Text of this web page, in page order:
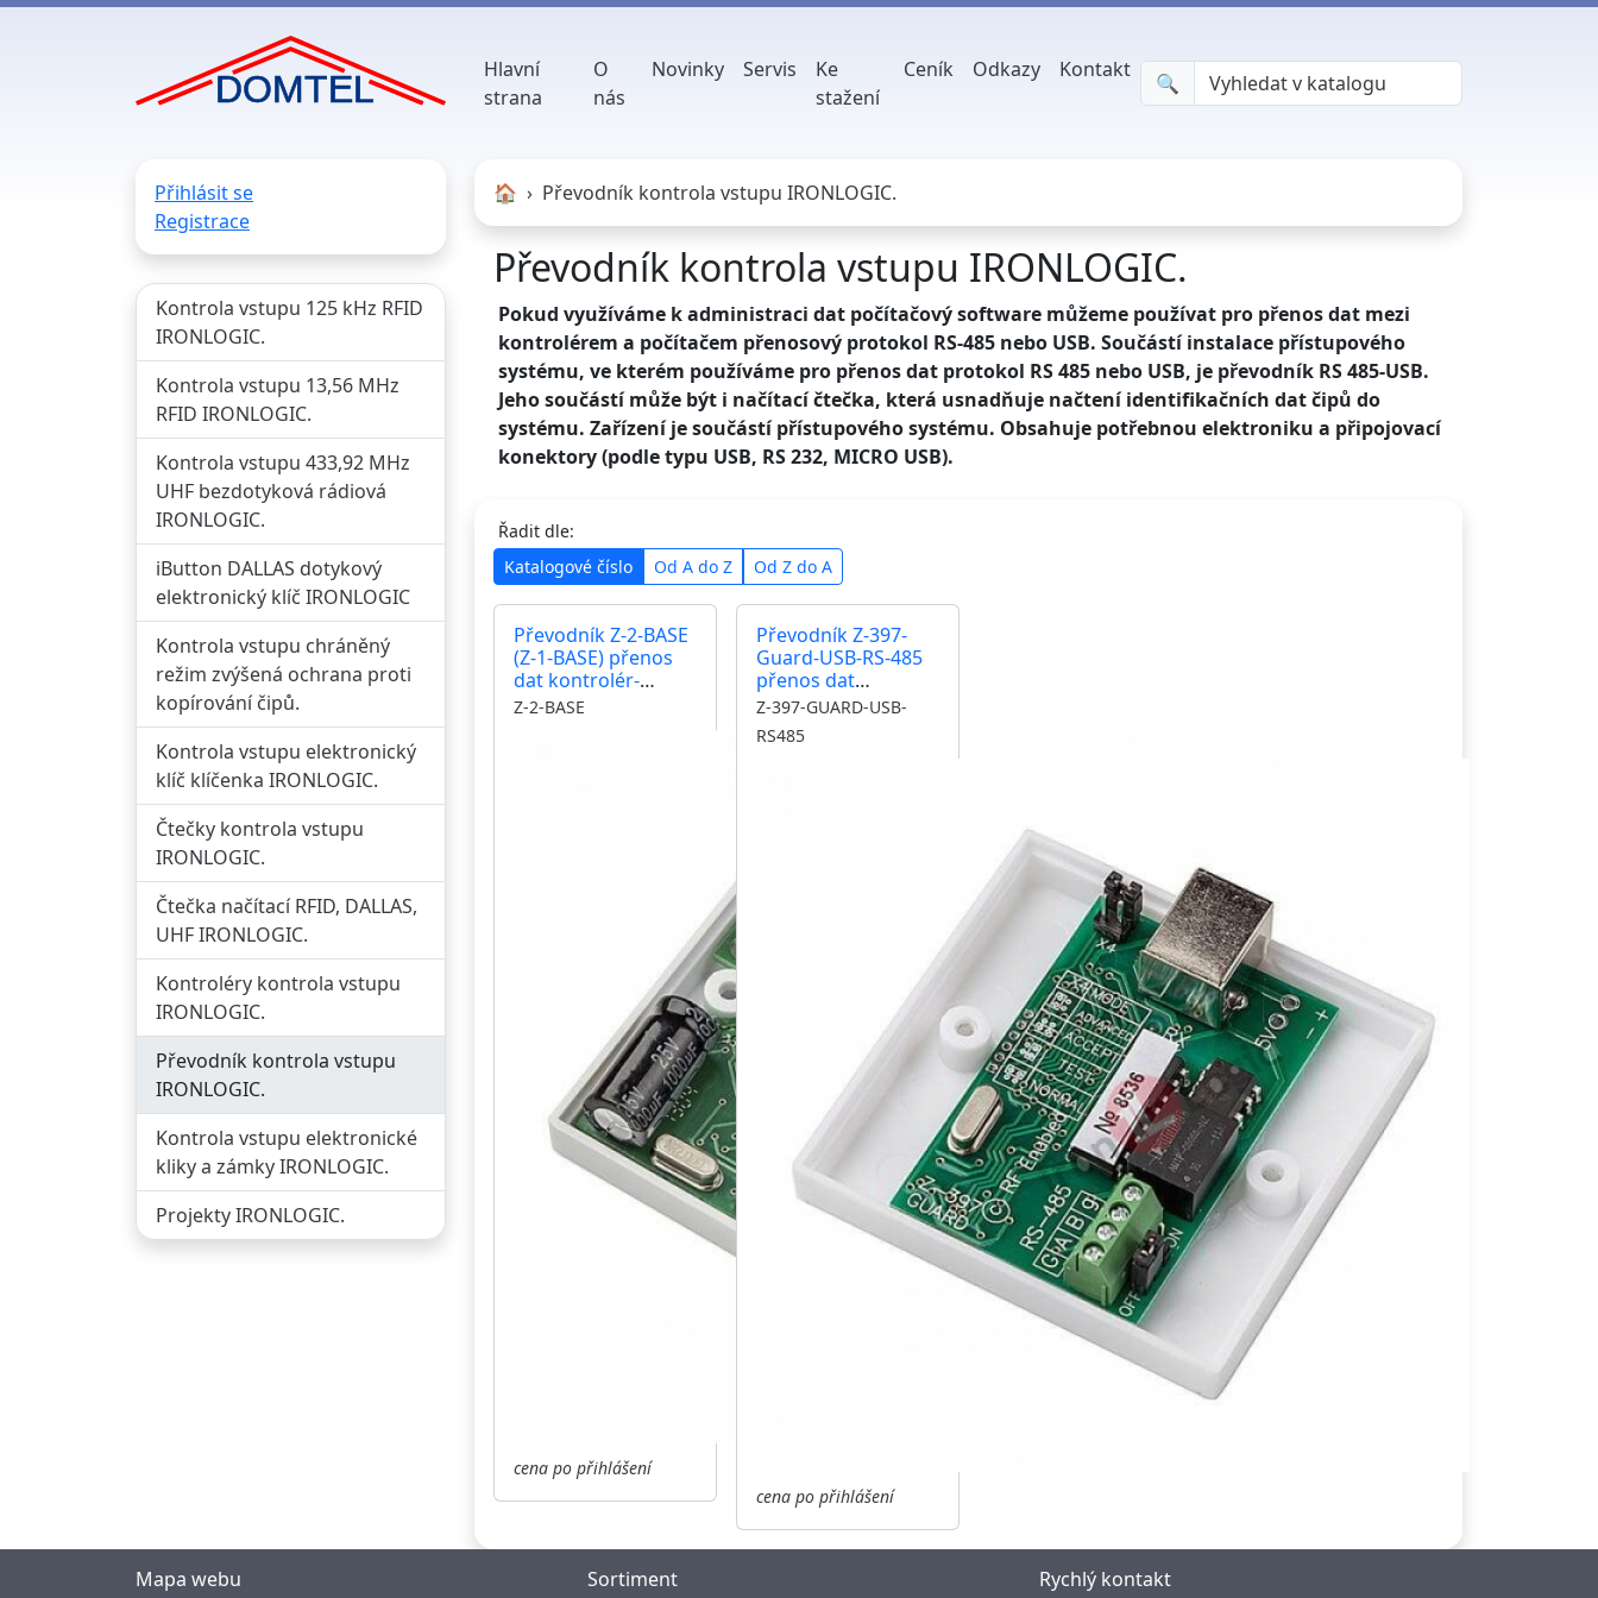
Hlavní
strana
O
nás
Novinky Servis
Ke
stažení
Ceník Odkazy Kontakt
🔍︎
Přihlásit se
Registrace
Kontrola vstupu 125 kHz RFID
IRONLOGIC.
Kontrola vstupu 13,56 MHz
RFID IRONLOGIC.
Kontrola vstupu 433,92 MHz
UHF bezdotyková rádiová
IRONLOGIC.
iButton DALLAS dotykový
elektronický klíč IRONLOGIC
Kontrola vstupu chráněný
režim zvýšená ochrana proti
kopírování čipů.
Kontrola vstupu elektronický
klíč klíčenka IRONLOGIC.
Čtečky kontrola vstupu
IRONLOGIC.
Čtečka načítací RFID, DALLAS,
UHF IRONLOGIC.
Kontroléry kontrola vstupu
IRONLOGIC.
Převodník kontrola vstupu
IRONLOGIC.
Kontrola vstupu elektronické
kliky a zámky IRONLOGIC.
Projekty IRONLOGIC.
🏠︎ Převodník kontrola vstupu IRONLOGIC.
Převodník kontrola vstupu IRONLOGIC.
Pokud využíváme k administraci dat počítačový software můžeme používat pro přenos dat mezi
kontrolérem a počítačem přenosový protokol RS-485 nebo USB. Součástí instalace přístupového
systému, ve kterém používáme pro přenos dat protokol RS 485 nebo USB, je převodník RS 485-USB.
Jeho součástí může být i načítací čtečka, která usnadňuje načtení identifikačních dat čipů do
systému. Zařízení je součástí přístupového systému. Obsahuje potřebnou elektroniku a připojovací
konektory (podle typu USB, RS 232, MICRO USB).
Řadit dle:
Katalogové číslo
Od A do Z Od Z do A
Převodník Z-2-BASE
(Z-1-BASE) přenos
dat kontrolér-
počítač
Z-2-BASE
cena po přihlášení
Převodník Z-397-
Guard-USB-RS-485
přenos dat
kontrolér-počítač
Z-397-GUARD-USB-
RS485
cena po přihlášení
Mapa webu Sortiment Rychlý kontakt